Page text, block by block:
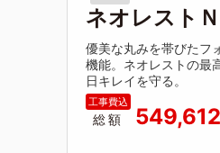
ネオレスト
優美な丸みを帯びたフ
機能。ネオレストの最
日キレイを守る。
総額 549,612